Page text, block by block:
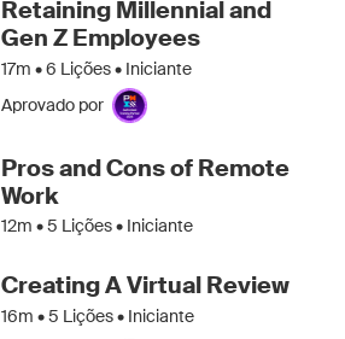
Retaining Millennial and
Gen Z Employees
17m •6 Lições • Iniciante
Aprovado por
Pros and Cons of Remote
Work
12m •5 Lições • Iniciante
Creating A Virtual Review
16m •5 Lições • Iniciante